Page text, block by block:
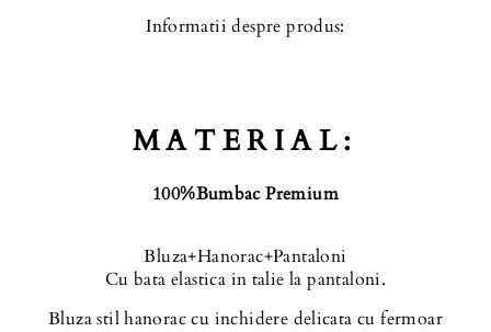
Informatii despre produs:
MATERIAL:
100%Bumbac Premium
Bluza+Hanorac+Pantaloni
Cu bata elastica in talie la pantaloni.
Bluza stil hanorac cu inchidere delicata cu fermoar